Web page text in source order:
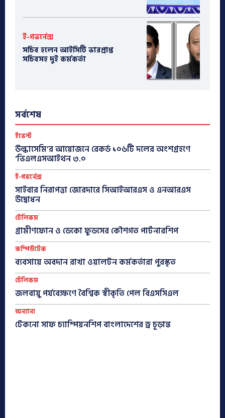
ই-গভর্নেন্স
সচিব হলেন আইসিটি ভারপ্রাপ্ত
সচিবসহ দুই কর্মকর্তা
সর্বশেষ
ইভেন্ট
উল্কাসেমি’র আয়োজনে রেকর্ড ১০৬টি দলের অংশগ্রহণে
‘ভিএলএসআইথন ৩.০
ই-গভর্নেন্স
সাইবার নিরাপত্তা জোরদারে সিআইআরএস ও এনআরএস
উদ্বোধন
টেলিকম
গ্রামীণফোন ও ডেকো ফুডসের কৌশগত পার্টনারশিপ
কম্পিউটেক
ব্যবসায়ে অবদান রাখা ওয়ালটন কর্মকর্তারা পুরস্কৃত
টেলিকম
জলবায়ু পর্যবেক্ষণে বৈশ্বিক স্বীকৃতি পেল বিএসসিএল
অন্যান্য
টেকনো সাফ চ্যাম্পিয়নশিপ বাংলাদেশের ড্র চূড়ান্ত